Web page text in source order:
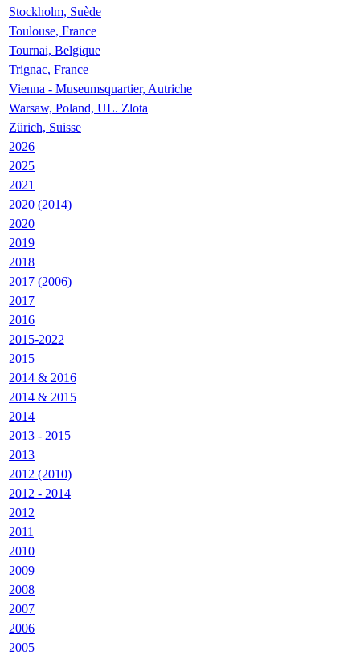
Stockholm, Suède
Toulouse, France
Tournai, Belgique
Trignac, France
Vienna - Museumsquartier, Autriche
Warsaw, Poland, UL. Zlota
Zürich, Suisse
2026
2025
2021
2020 (2014)
2020
2019
2018
2017 (2006)
2017
2016
2015-2022
2015
2014 & 2016
2014 & 2015
2014
2013 - 2015
2013
2012 (2010)
2012 - 2014
2012
2011
2010
2009
2008
2007
2006
2005